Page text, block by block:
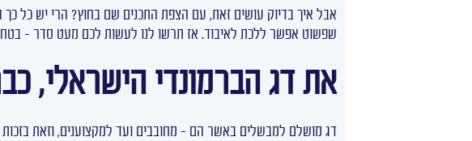
אבל איך בדיוק עושים זאת, עם הצפת התכנים שם בחוץ? הרי יש כל כך
שפשוט אפשר ללכת לאיבוד. אז תרשו לנו לעשות לכם מעט סדר – בטח
את דג הברמונדי הישראלי,
דג מושלם למבשלים באשר הם – מחובבים ועד למקצוענים, וזאת בזכות